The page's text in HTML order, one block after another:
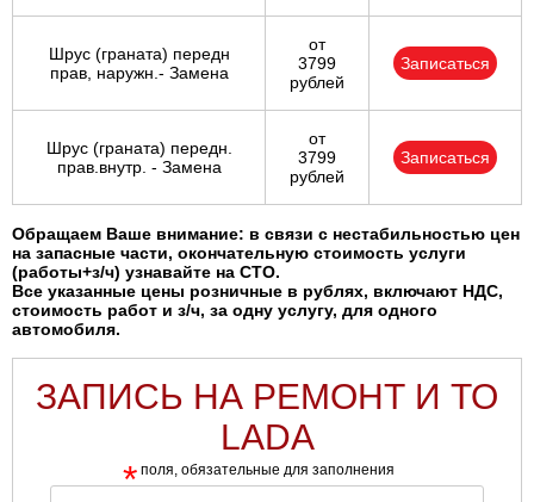
Шрус (граната) передн
прав, наружн.- Замена
от
3799
рублей
Записаться
Шрус (граната) передн.
прав.внутр. - Замена
от
3799
рублей
Записаться
Обращаем Ваше внимание: в связи с нестабильностью цен
на запасные части, окончательную стоимость услуги
(работы+з/ч) узнавайте на СТО.
Все указанные цены розничные в рублях, включают НДС,
стоимость работ и з/ч, за одну услугу, для одного
автомобиля.
ЗАПИСЬ НА РЕМОНТ И ТО
LADA
* поля, обязательные для заполнения